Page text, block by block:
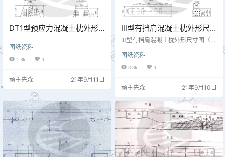
DT1型预应力混凝土枕外形
图纸资料
1.8k 0
顽主先森 21年9月11日
Ⅲ型有挡肩混凝土枕外形尺
寸 专线3388-3
Ⅲ型有挡肩混凝土枕外形尺寸图（单
道交通轨道工程》 2016
图纸资料
3.3k 0
顽主先森 21年9月10日